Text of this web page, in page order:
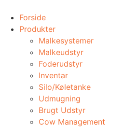
indhold
Forside
Produkter
Malkesystemer
Malkeudstyr
Foderudstyr
Inventar
Silo/Køletanke
Udmugning
​Brugt Udstyr
Cow Management